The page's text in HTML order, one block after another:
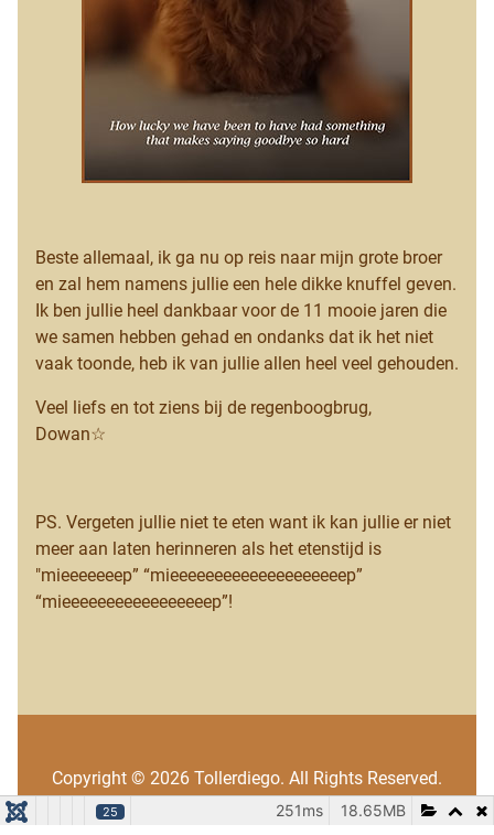
Beste allemaal, ik ga nu op reis naar mijn grote broer
en zal hem namens jullie een hele dikke knuffel geven.
Ik ben jullie heel dankbaar voor de 11 mooie jaren die
we samen hebben gehad en ondanks dat ik het niet
vaak toonde, heb ik van jullie allen heel veel gehouden.
Veel liefs en tot ziens bij de regenboogbrug,
Dowan☆
PS. Vergeten jullie niet te eten want ik kan jullie er niet
meer aan laten herinneren als het etenstijd is
"mieeeeeeep” “mieeeeeeeeeeeeeeeeeeeep”
“mieeeeeeeeeeeeeeeeep”!
Copyright © 2026 Tollerdiego. All Rights Reserved.
25 18.65MB
251ms